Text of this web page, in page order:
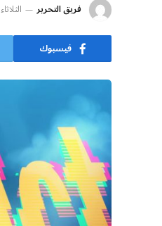
فريق التحرير الثلاثاء 02 يونيو 3:45 ص
فيسبوك